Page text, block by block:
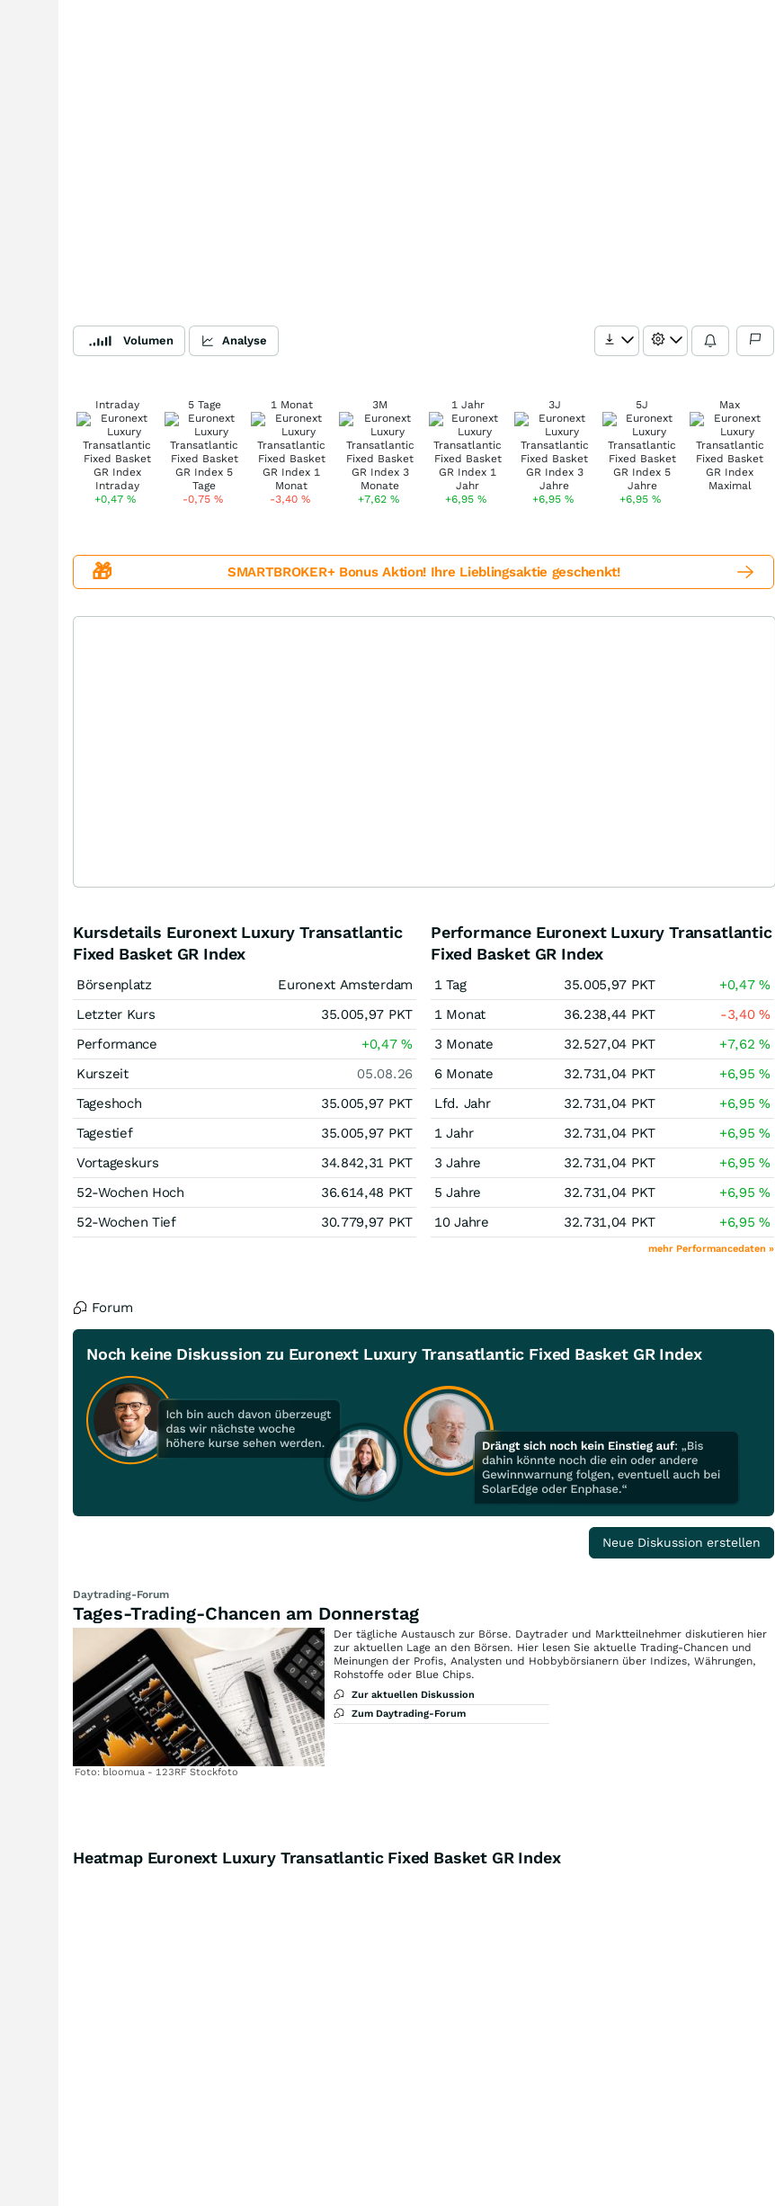
Volumen Analyse
Intraday
+0,47%
5 Tage
-0,75 %
1 Monat
-3,40 %
3M
+7,62 %
1 Jahr
+6,95%
3J
+6,95 %
5J
+6,95%
Max
🎁 SMARTBROKER+ Bonus Aktion! Ihre Lieblingsaktie geschenkt!
Kursdetails Euronext Luxury Transatlantic
Fixed Basket GR Index
Börsenplatz
Euronext Amsterdam
Letzter Kurs
35.005,97 PKT
Performance
+0,47%
Kurszeit
05.08.26
Tageshoch
35.005,97 PKT
Tagestief
35.005,97 PKT
Vortageskurs
34.842,31 PKT
52-Wochen Hoch
36.614,48 PKT
52-Wochen Tief
30.779,97 PKT
Performance Euronext Luxury Transatlantic
Fixed Basket GR Index
1 Tag 35.005,97 PKT +0,47%
1 Monat
36.238,44 PKT -3,40%
3 Monate
32.527,04 PKT +7,62%
6 Monate
32.731,04 PKT +6,95%
Lfd. Jahr
32.731,04 PKT +6,95%
1 Jahr
32.731,04 PKT +6,95%
3 Jahre
32.731,04 PKT +6,95%
5 Jahre
32.731,04 PKT +6,95%
10 Jahre
32.731,04 PKT +6,95%
mehr Performancedaten »
Forum
Noch keine Diskussion zu Euronext Luxury Transatlantic Fixed Basket GR Index
Neue Diskussion erstellen
Daytrading-Forum
Tages-Trading-Chancen am Donnerstag
Foto: bloomua - 123RF Stockfoto
Der tägliche Austausch zur Börse. Daytrader und Marktteilnehmer diskutieren hier
zur aktuellen Lage an den Börsen. Hier lesen Sie aktuelle Trading-Chancen und
Meinungen der Profis, Analysten und Hobbybörsianern über Indizes, Währungen,
Rohstoffe oder Blue Chips.
Zur aktuellen Diskussion
Zum Daytrading-Forum
Heatmap Euronext Luxury Transatlantic Fixed Basket GR Index